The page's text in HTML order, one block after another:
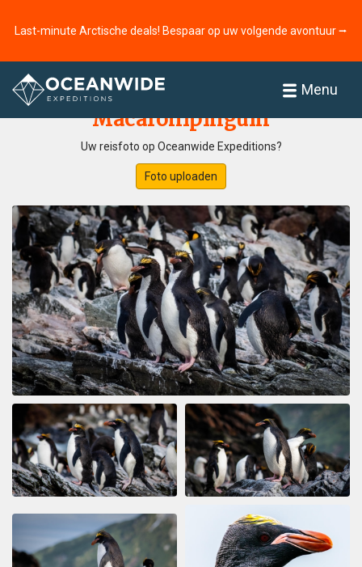
Last-minute Arctische deals! Bespaar op uw volgende avontuur ⭢
Menu
Home
Macaronipinguïn
Uw reisfoto op Oceanwide Expeditions?
Foto uploaden